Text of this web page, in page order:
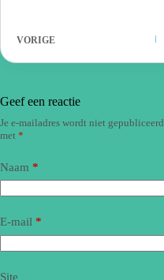
VORIGE
Geef een reactie
Je e-mailadres wordt niet gepubliceerd.
met *
Naam *
E-mail *
Site